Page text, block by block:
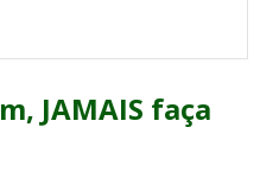
JAMAIS faça